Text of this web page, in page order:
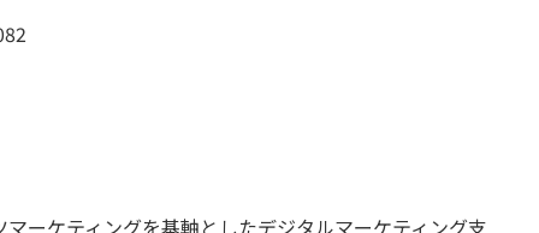
マーケティングを基軸としたデジタルマーケティング支